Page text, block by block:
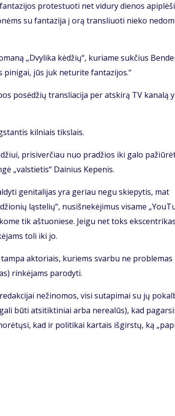
pro­tes­tuo­ti net vi­du­ry die­nos
su fan­ta­zi­ja į orą tran­sliuo­ti nie­ko
„Dvy­li­ka kė­džių“, ku­ria­me suk­čius
pi­ni­gai, jūs juk ne­tu­ri­te fan­ta­zi­jos.“
po­sė­džių tran­slia­ci­ja per at­ski­rą TV ka­na­lą
kil­niais tiks­lais.
pri­si­ver­čiau nuo pra­džios iki ga­lo
„vals­tie­tis“ Dai­nius Ke­pe­nis.
ge­ni­ta­li­jas yra ge­riau ne­gu skie­py­tis, mat
ląs­te­lių“, nu­si­šne­kė­ji­mus vi­sa­me
tik aš­tuo­nie­se. Jei­gu net toks eks­cen­tri­kas
to­li iki jo.
ak­to­riais, ku­riems svar­bu ne pro­ble­mas
rin­kė­jams pa­ro­dy­ti.
ne­ži­no­mos, vi­si su­ta­pi­mai su jų
bū­ti at­si­tik­ti­niai ar­ba ne­re­a­lūs), kad
kad ir po­li­ti­kai kar­tais iš­girs­tų, ką